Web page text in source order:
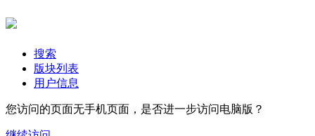
搜索
版块列表
用户信息
您访问的页面无手机页面，是否进一步访问电脑版？